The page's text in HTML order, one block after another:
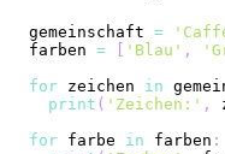
gemeinschaft =
farben = [ 'Blau' ,
for zeichen in
print ( 'Zeichen:' ,
for farbe in farben :